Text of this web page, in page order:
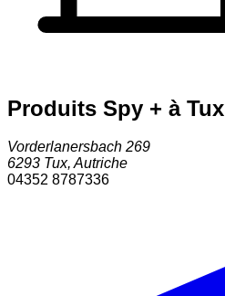
Produits Spy + à Tux
Vorderlanersbach 269
6293 Tux,Autriche
04352 8787336